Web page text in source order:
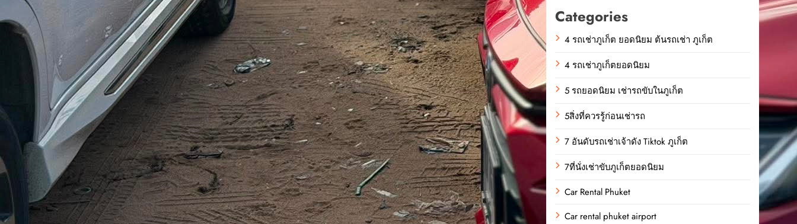
Categories
4 รถเช่าภูเก็ต ยอดนิยม ต้นรถเช่า ภูเก็ต
4 รถเช่าภูเก็ตยอดนิยม
5 รถยอดนิยม เช่ารถขับในภูเก็ต
5สิ่งที่ควรรู้ก่อนเช่ารถ
7 อันดับรถเช่าเจ้าดัง Tiktok ภูเก็ต
7ที่นั่งเช่าขับภูเก็ตยอดนิยม
Car Rental Phuket
Car rental phuket airport